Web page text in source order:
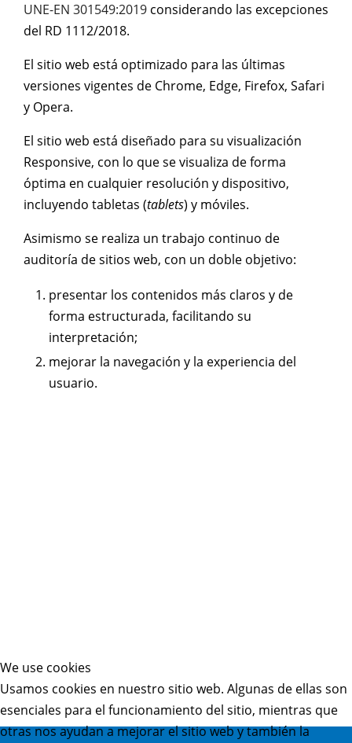
UNE-EN 301549:2019 considerando las excepciones
del RD 1112/2018.
El sitio web está optimizado para las últimas
versiones vigentes de Chrome, Edge, Firefox, Safari
y Opera.
El sitio web está diseñado para su visualización
Responsive, con lo que se visualiza de forma
óptima en cualquier resolución y dispositivo,
incluyendo tabletas (tablets) y móviles.
Asimismo se realiza un trabajo continuo de
auditoría de sitios web, con un doble objetivo:
presentar los contenidos más claros y de
forma estructurada, facilitando su
interpretación;
mejorar la navegación y la experiencia del
usuario.
We use cookies
Usamos cookies en nuestro sitio web. Algunas de ellas son
esenciales para el funcionamiento del sitio, mientras que
otras nos ayudan a mejorar el sitio web y también la